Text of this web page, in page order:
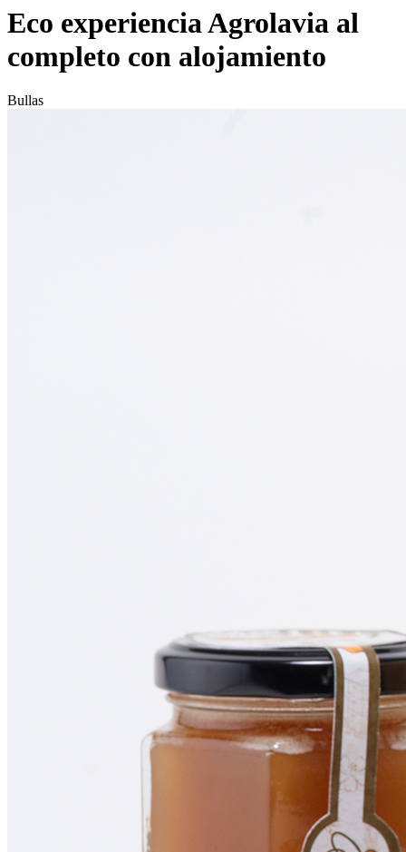
Eco experiencia Agrolavia al
completo con alojamiento
Bullas